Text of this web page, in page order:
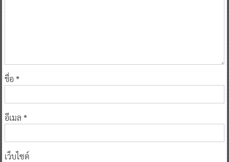
ชื่อ *
อีเมล *
เว็บไซต์